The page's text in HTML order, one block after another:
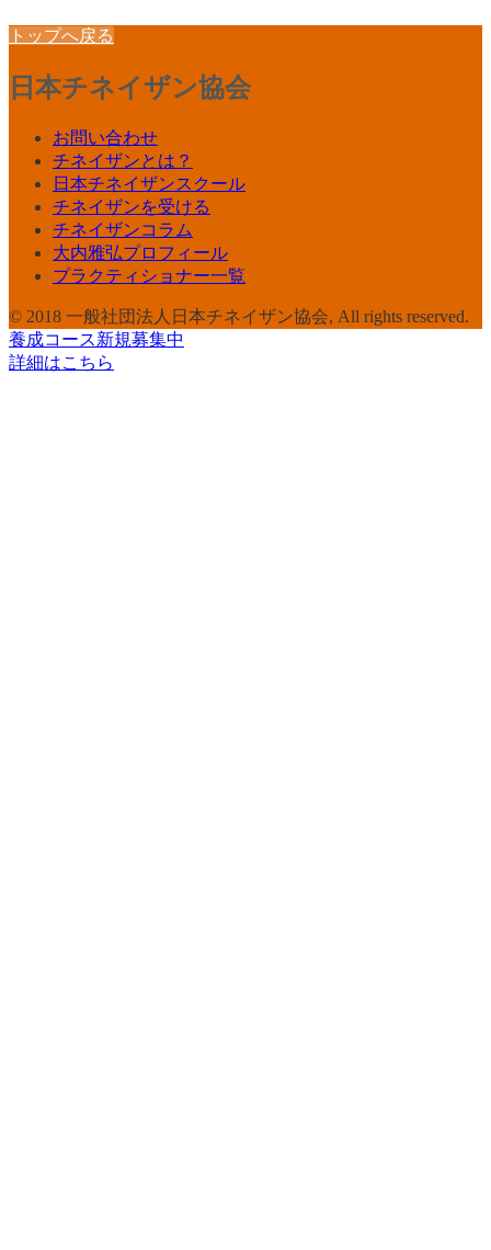
トップへ戻る
日本チネイザン協会
お問い合わせ
チネイザンとは？
日本チネイザンスクール
チネイザンを受ける
チネイザンコラム
大内雅弘プロフィール
プラクティショナー一覧
© 2018 一般社団法人日本チネイザン協会, All rights reserved.
養成コース新規募集中
詳細はこちら